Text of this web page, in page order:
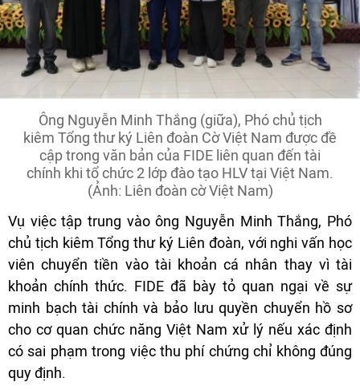
Ông Nguyễn Minh Thắng (giữa), Phó chủ tịch
kiêm Tổng thư ký Liên đoàn Cờ Việt Nam được đề
cập trong văn bản của FIDE liên quan đến tài
chính khi tổ chức 2 lớp đào tạo HLV tại Việt Nam.
(Ảnh: Liên đoàn cờ Việt Nam)
Vụ việc tập trung vào ông Nguyễn Minh Thắng, Phó
chủ tịch kiêm Tổng thư ký Liên đoàn, với nghi vấn học
viên chuyển tiền vào tài khoản cá nhân thay vì tài
khoản chính thức. FIDE đã bày tỏ quan ngại về sự
minh bạch tài chính và bảo lưu quyền chuyển hồ sơ
cho cơ quan chức năng Việt Nam xử lý nếu xác định
có sai phạm trong việc thu phí chứng chỉ không đúng
quy định.